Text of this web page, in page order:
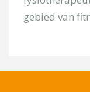
[group groep-
gebied van